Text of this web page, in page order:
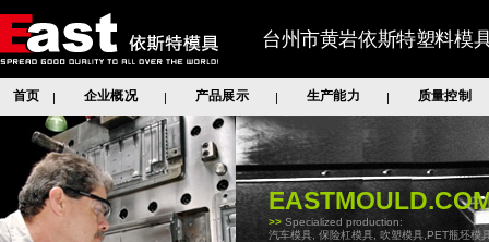
台州市黄岩依斯特塑料模
首页 | 企业概况 | 产品展示 | 生产能力 | 质量控制
>> Specialized production:
汽车模具, 保险杠模具, 吹塑模具,PET瓶坯模